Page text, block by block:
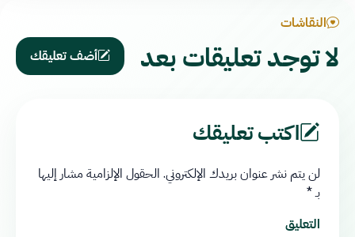
النقاشات
لا توجد تعليقات بعد أضف تعليقك
اكتب تعليقك
لن يتم نشر عنوان بريدك الإلكتروني. الحقول الإلزامية مشار إليها
بـ*
التعليق